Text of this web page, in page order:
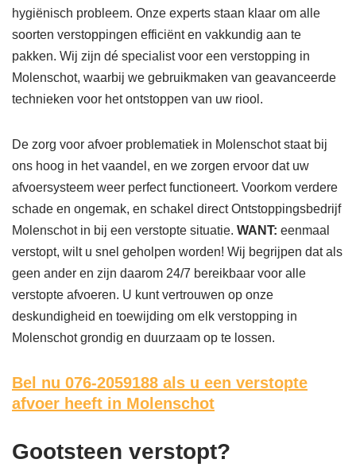
hygiënisch probleem. Onze experts staan klaar om alle
soorten verstoppingen efficiënt en vakkundig aan te
pakken. Wij zijn dé specialist voor een verstopping in
Molenschot, waarbij we gebruikmaken van geavanceerde
technieken voor het ontstoppen van uw riool.
De zorg voor afvoer problematiek in Molenschot staat bij
ons hoog in het vaandel, en we zorgen ervoor dat uw
afvoersysteem weer perfect functioneert. Voorkom verdere
schade en ongemak, en schakel direct Ontstoppingsbedrijf
Molenschot in bij een verstopte situatie. WANT: eenmaal
verstopt, wilt u snel geholpen worden! Wij begrijpen dat als
geen ander en zijn daarom 24/7 bereikbaar voor alle
verstopte afvoeren. U kunt vertrouwen op onze
deskundigheid en toewijding om elk verstopping in
Molenschot grondig en duurzaam op te lossen.
Bel nu 076-2059188 als u een verstopte
afvoer heeft in Molenschot
Gootsteen verstopt?